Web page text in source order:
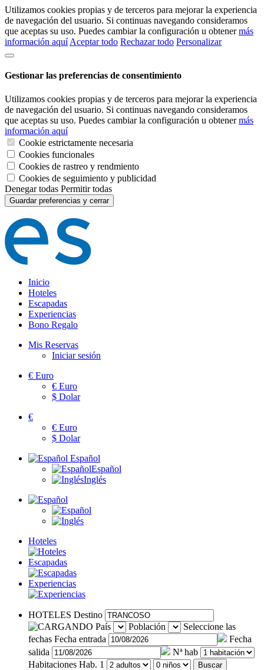
Utilizamos cookies propias y de terceros para mejorar la experiencia
de navegación del usuario. Si continuas navegando consideramos
que aceptas su uso. Puedes cambiar la configuración u obtenermás
información aquí Aceptar todo Rechazar todo Personalizar
Gestionar las preferencias de consentimiento
Utilizamos cookies propias y de terceros para mejorar la experiencia
de navegación del usuario. Si continuas navegando consideramos
que aceptas su uso. Puedes cambiar la configuración u obtenermás
información aquí
Cookie estrictamente necesaria
Cookies funcionales
Cookies de rastreo y rendmiento
Cookies de seguimiento y publicidad
Denegar todas Permitir todas
Guardar preferencias y cerrar
Inicio
Hoteles
Escapadas
Experiencias
Bono Regalo
Mis Reservas
Iniciar sesión
€ Euro
€ Euro
$ Dolar
€
€ Euro
$ Dolar
Español
Español
Inglés
Hoteles
Escapadas
Experiencias
HOTELES Destino
País
Población
Seleccione las
fechas Fecha entrada
Fecha
salida
Nª hab
Habitaciones Hab. 1 Buscar